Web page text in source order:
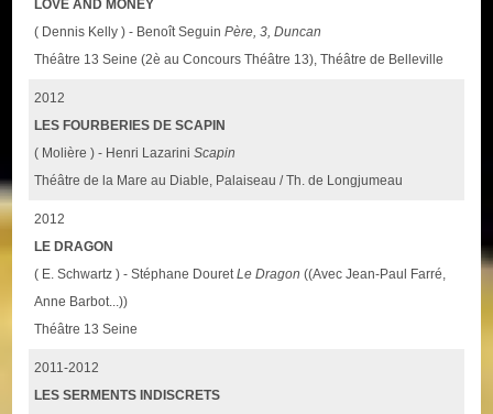
LOVE AND MONEY
( Dennis Kelly ) - Benoît SeguinPère, 3, Duncan
Théâtre 13 Seine (2è au Concours Théâtre 13), Théâtre de Belleville
2012
LES FOURBERIES DE SCAPIN
( Molière ) - Henri LazariniScapin
Théâtre de la Mare au Diable, Palaiseau / Th. de Longjumeau
2012
LE DRAGON
( E. Schwartz ) - Stéphane DouretLe Dragon ((Avec Jean-Paul Farré,
Anne Barbot...))
Théâtre 13 Seine
2011-2012
LES SERMENTS INDISCRETS